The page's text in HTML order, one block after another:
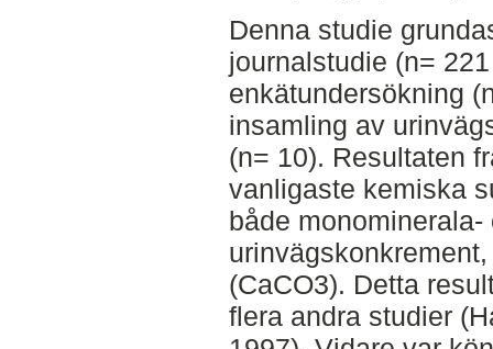
Denna studie
journalstudie (n=
enkätundersökning
insamling av
(n= 10). Resultaten
vanligaste kemiska
både
(CaCO3). Detta
flera andra studier